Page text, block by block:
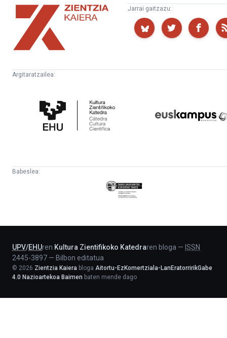
Zientzia
Kaiera
Jarrai gaitzazu:
Argitaratzailea:
Zientifikoko
Katedra
Babeslea:
Eusko
Jaurlaritza
UPV/EHUren Kultura Zientifikoko Katedraren bloga — ISSN
2445-3897 — Bilbon editatua
© 2026 Zientzia Kaiera bloga Aitortu-EzKomertziala-LanEratorririkGabe
4.0 Nazioartekoa Baimen baten mende dago